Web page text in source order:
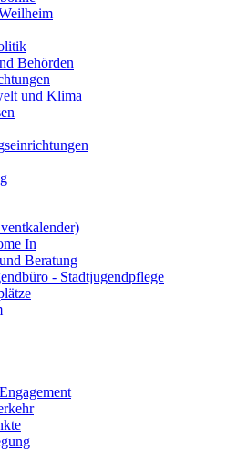
Behörden
und Klima
In
Beratung
- Stadtjugendpflege